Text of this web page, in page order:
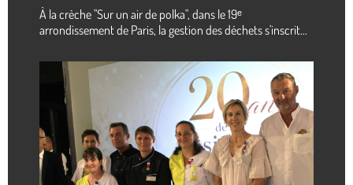
À la crèche "Sur un air de polka", dans le 19ᵉ
arrondissement de Paris, la gestion des déchets s'inscrit...